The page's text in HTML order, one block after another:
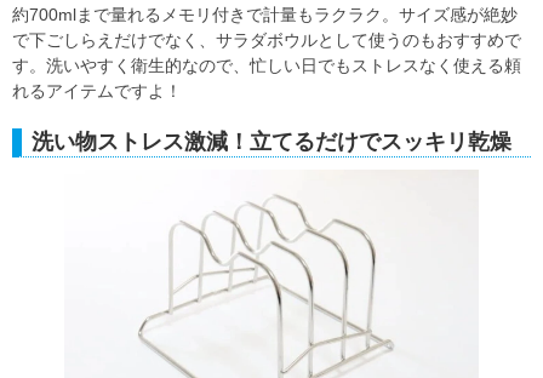
約700mlまで量れるメモリ付きで計量もラクラク。サイズ感が絶妙
で下ごしらえだけでなく、サラダボウルとして使うのもおすすめで
す。洗いやすく衛生的なので、忙しい日でもストレスなく使える頼
れるアイテムですよ！
洗い物ストレス激減！立てるだけでスッキリ乾燥